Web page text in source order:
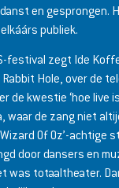
en gesprongen.
publiek.
festival zegt Ide
Hole, over de
de kwestie ‘hoe live
waar de zang niet
Of Oz’-achtige
door dansers en
was totaaltheater.